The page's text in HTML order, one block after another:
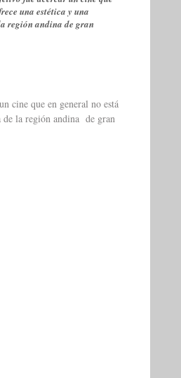
una estética y una
región andina de gran
cine que en general no está
de la región andina de gran